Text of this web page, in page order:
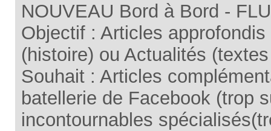
NOUVEAU Bord à Bord -
Objectif : Articles
(histoire) ou Actualités
Souhait : Articles
batellerie de Facebook (trop
incontournables